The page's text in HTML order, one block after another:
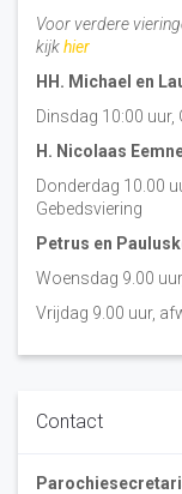
Voor verdere
kijkhier
HH. Michael en
Dinsdag 10:00 uur,
H. Nicolaas
Donderdag 10.00
Gebedsviering
Petrus en
Woensdag 9.00
Vrijdag 9.00 uur,
Contact